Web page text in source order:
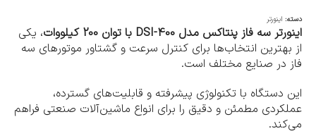
دسته: اینورتر
اینورتر سه فاز پنتاکس مدل DSI-400 با توان 200 کیلووات
، یکی
از بهترین انتخاب‌ها برای کنترل سرعت و گشتاور موتورهای سه
فاز در صنایع مختلف است.
این دستگاه با تکنولوژی پیشرفته و قابلیت‌های گسترده،
عملکردی مطمئن و دقیق را برای انواع ماشین‌آلات صنعتی فراهم
می‌کند.